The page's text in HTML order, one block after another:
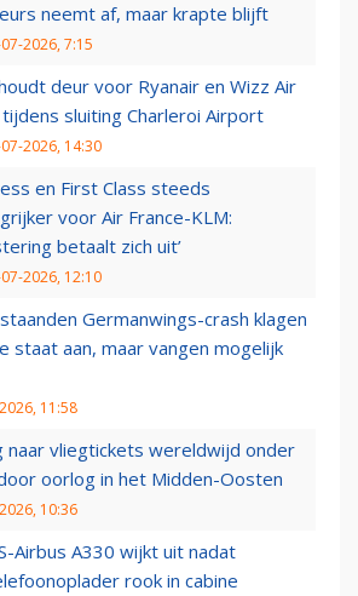
neemt af, maar krapte blijft
2026, 7:15
deur voor Ryanair en Wizz Air
sluiting Charleroi Airport
2026, 14:30
en First Class steeds
voor Air France-KLM:
betaalt zich uit’
2026, 12:10
Germanwings-crash klagen
staat aan, maar vangen mogelijk
11:58
naar vliegtickets wereldwijd onder
oorlog in het Midden-Oosten
10:36
Airbus A330 wijkt uit nadat
rook in cabine